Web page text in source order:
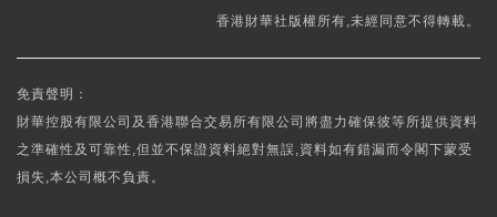
香港財華社版權所有,未經同意不得轉載。
免責聲明：
財華控股有限公司及香港聯合交易所有限公司將盡力確保彼等所提供資料
之準確性及可靠性,但並不保證資料絕對無誤,資料如有錯漏而令閣下蒙受
損失,本公司概不負責。